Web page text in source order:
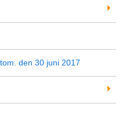
den 30 juni 2017